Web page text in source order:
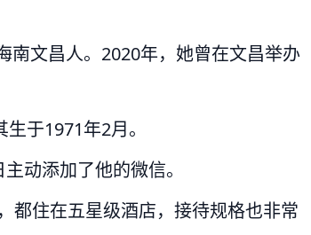
南文昌人。2020年，她曾在文昌举办
于1971年2月。
动添加了他的微信。
都住在五星级酒店，接待规格也非常